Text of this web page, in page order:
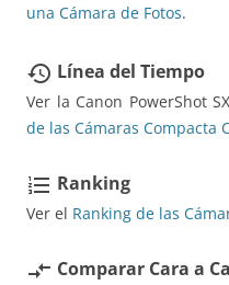
una Cámara de Fotos.
restore Línea del Tiempo
Ver la Canon PowerShot
de las Cámaras Compacta
format_list_numbered Ranking
Ver el Ranking de las
compare_arrows Comparar Cara a